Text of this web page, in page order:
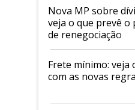
Nova MP sobre
veja o que prevê o
de renegociação
Frete mínimo: veja
com as novas